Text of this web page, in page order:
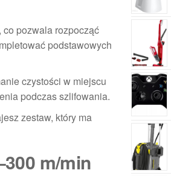
, co pozwala rozpocząć
podstawowych
czystości w miejscu
podczas szlifowania.
zestaw, który ma
m/min